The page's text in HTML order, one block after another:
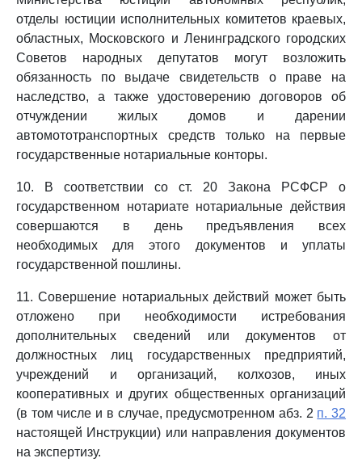
отделы юстиции исполнительных комитетов краевых,
областных, Московского и Ленинградского городских
Советов народных депутатов могут возложить
обязанность по выдаче свидетельств о праве на
наследство, а также удостоверению договоров об
отчуждении жилых домов и дарении
автомототранспортных средств только на первые
государственные нотариальные конторы.
10. В соответствии со ст. 20 Закона РСФСР о
государственном нотариате нотариальные действия
совершаются в день предъявления всех
необходимых для этого документов и уплаты
государственной пошлины.
11. Совершение нотариальных действий может быть
отложено при необходимости истребования
дополнительных сведений или документов от
должностных лиц государственных предприятий,
учреждений и организаций, колхозов, иных
кооперативных и других общественных организаций
(в том числе и в случае, предусмотренном абз. 2 п. 32
настоящей Инструкции) или направления документов
на экспертизу.